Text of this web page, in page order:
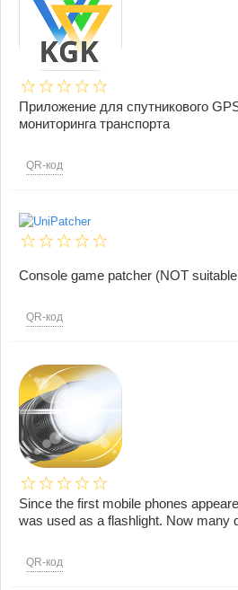
Приложение для спутникового
мониторинга транспорта
QR-код
Console game patcher (NOT
QR-код
Since the first mobile phones
was used as a flashlight. Now many
QR-код